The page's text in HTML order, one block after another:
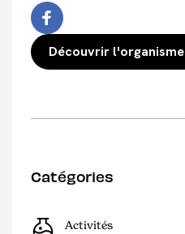
Découvrir l'organisme
Catégories
Activités